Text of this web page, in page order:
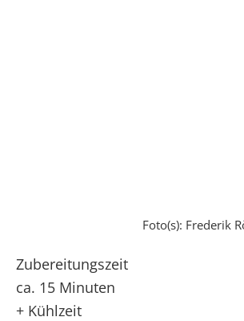
Foto(s): Frederik
Zubereitungszeit
ca. 15 Minuten
+ Kühlzeit